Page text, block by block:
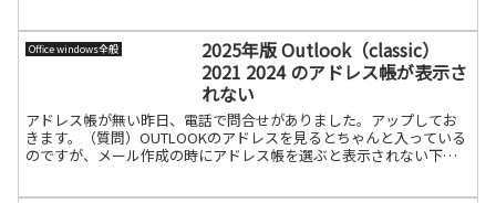
Office windows全般
2025年版 Outlook（classic）
2021 2024 のアドレス帳が表示さ
れない
アドレス帳が無い昨日、電話で問合せがありました。アップしてお
きます。（質問）OUTLOOKのアドレスを見るとちゃんと入っている
のですが、メール作成の時にアドレス帳を選ぶと表示されない下記